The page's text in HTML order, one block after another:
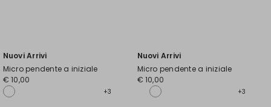
Nuovi Arrivi
Micro pendente a iniziale
€ 10,00
+3
Nuovi Arrivi
Micro pendente a iniziale
€ 10,00
+3